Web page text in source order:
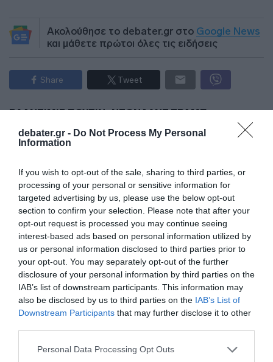
debater.gr - Do Not Process My Personal
Information
If you wish to opt-out of the sale, sharing to third parties, or
processing of your personal or sensitive information for
targeted advertising by us, please use the below opt-out
section to confirm your selection. Please note that after your
opt-out request is processed you may continue seeing
interest-based ads based on personal information utilized by
us or personal information disclosed to third parties prior to
your opt-out. You may separately opt-out of the further
disclosure of your personal information by third parties on the
IAB’s list of downstream participants. This information may
also be disclosed by us to third parties on the IAB’s List of
Downstream Participants that may further disclose it to other
Please note that this website/app uses one or more Google
Personal Data Processing Opt Outs
Ακολούθησε το debater.gr στο Google News
και μάθετε πρώτοι όλες τις ειδήσεις
Share Tweet
ΒΛΑΝΤΙΜΙΡ ΠΟΥΤΙΝ ΝΤΟΝΑΛΝΤ ΤΡΑΜΠ
ΔΙΑΦΗΜΙΣΗ
ΣΧΟΛΙΑ